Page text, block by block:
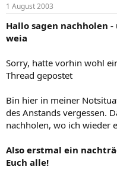
e
r
t
a
1 August 2003
Hallo sagen nachholen
weia
Sorry, hatte vorhin wohl
Thread gepostet
Bin hier in meiner
des Anstands vergessen.
nachholen, wo ich wieder
Also erstmal ein
Euch alle!